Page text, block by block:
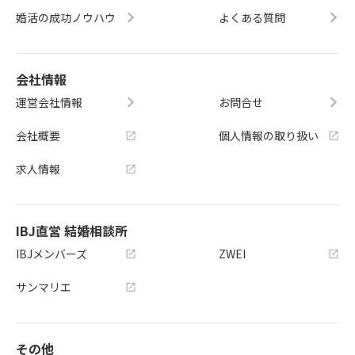
婚活の成功ノウハウ よくある質問
会社情報
運営会社情報
会社概要
求人情報
お問合せ
個人情報の取り扱い
IBJ直営 結婚相談所
IBJメンバーズ
サンマリエ
ZWEI
その他